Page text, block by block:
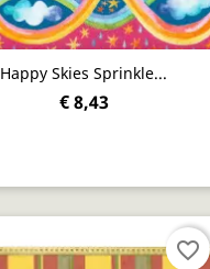
Happy Skies Sprinkle...
€ 8,43
favorite_border